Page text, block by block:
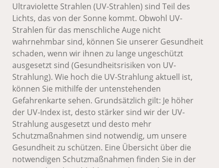
Ultraviolette Strahlen (UV-Strahlen) sind Teil des
Lichts, das von der Sonne kommt. Obwohl UV-
Strahlen für das menschliche Auge nicht
wahrnehmbar sind, können Sie unserer Gesundheit
schaden, wenn wir ihnen zu lange ungeschützt
ausgesetzt sind (Gesundheitsrisiken von UV-
Strahlung). Wie hoch die UV-Strahlung aktuell ist,
können Sie mithilfe der untenstehenden
Gefahrenkarte sehen. Grundsätzlich gilt: Je höher
der UV-Index ist, desto stärker sind wir der UV-
Strahlung ausgesetzt und desto mehr
Schutzmaßnahmen sind notwendig, um unsere
Gesundheit zu schützen. Eine Übersicht über die
notwendigen Schutzmaßnahmen finden Sie in der